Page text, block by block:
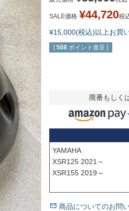
SALE価格 ¥44,720税
¥15,000(税込)以上お買
[ 508 ポイント進呈 ]
廃番もしく
YAMAHA
XSR125 2021～
XSR155 2019～
商品についてのお問